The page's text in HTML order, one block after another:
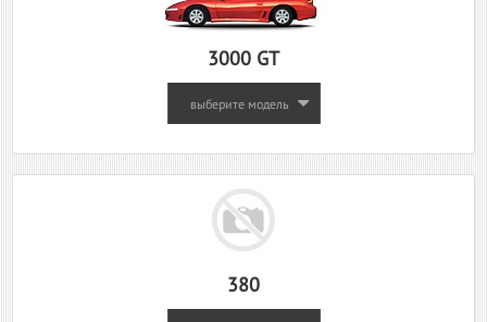
3000 GT
выберите модель
380